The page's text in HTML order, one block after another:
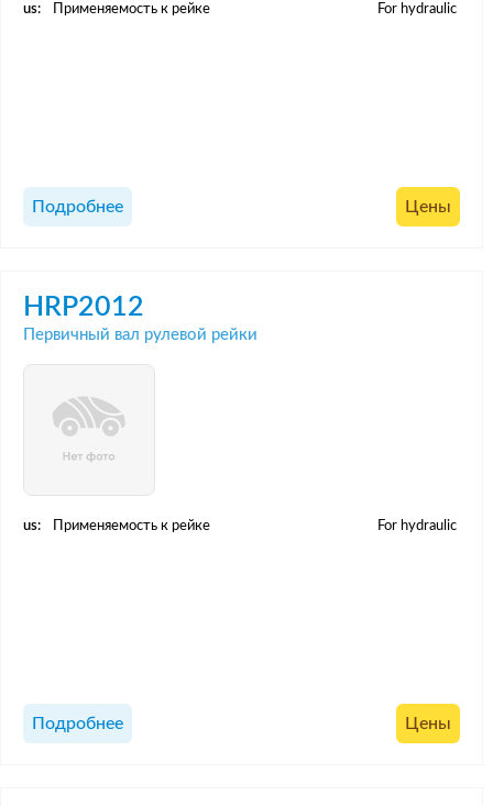
us: Применяемость к рейке For hydraulic
Подробнее Цены
HRP2012
Первичный вал рулевой рейки
us: Применяемость к рейке For hydraulic
Подробнее Цены